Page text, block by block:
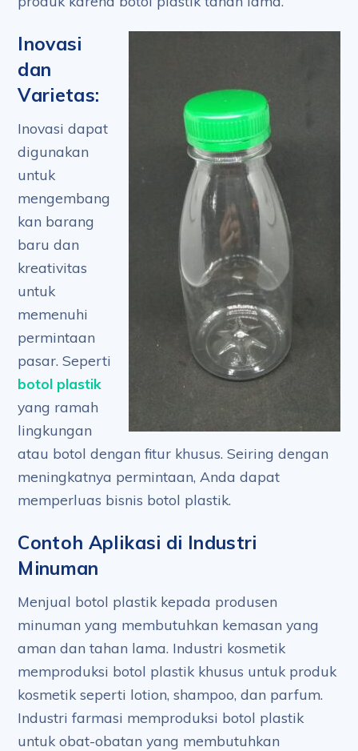
Inovasi
dan
Varietas:
Inovasi dapat
digunakan
untuk
mengembang
kan barang
baru dan
kreativitas
untuk
memenuhi
permintaan
pasar. Seperti
botol plastik
yang ramah
lingkungan
atau botol dengan fitur khusus. Seiring dengan
meningkatnya permintaan, Anda dapat
memperluas bisnis botol plastik.
Contoh Aplikasi di Industri
Minuman
Menjual botol plastik kepada produsen
minuman yang membutuhkan kemasan yang
aman dan tahan lama. Industri kosmetik
memproduksi botol plastik khusus untuk produk
kosmetik seperti lotion, shampoo, dan parfum.
Industri farmasi memproduksi botol plastik
untuk obat-obatan yang membutuhkan